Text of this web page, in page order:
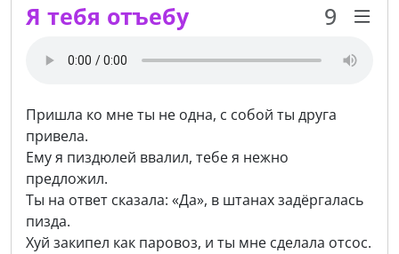
Я тебя отъебу 9
Пришла ко мне ты не одна, с собой ты друга
привела.
Ему я пиздюлей ввалил, тебе я нежно
предложил.
Ты на ответ сказала: «Да», в штанах задёргалась
пизда.
Хуй закипел как паровоз, и ты мне сделала отсос.